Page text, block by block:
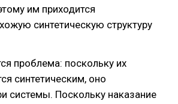
им приходится
синтетическую структуру
проблема: поскольку их
синтетическим, оно
системы. Поскольку наказание